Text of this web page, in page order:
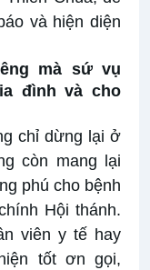
và hiện diện
mà sứ vụ
đình và cho
chỉ dừng lại ở
còn mang lại
phú cho bệnh
Hội thánh.
viên y tế hay
tốt ơn gọi,